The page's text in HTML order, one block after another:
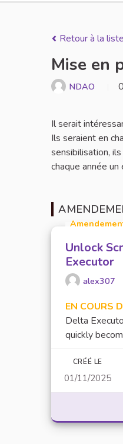
Retour à la liste
Mise en
NDAO
Il serait
Ils seraient en
sensibilisation,
chaque année
Unlock
Executor
alex307
EN COURS
Delta
quickly
CRÉÉ LE
01/11/2025